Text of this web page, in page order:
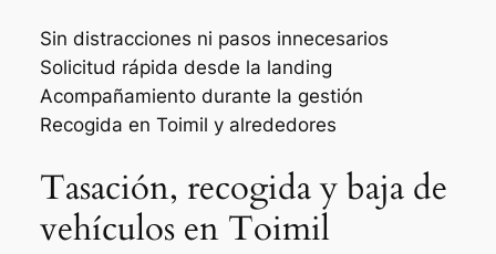
Sin distracciones ni pasos innecesarios
Solicitud rápida desde la landing
Acompañamiento durante la gestión
Recogida en Toimil y alrededores
Tasación, recogida y baja de
vehículos en Toimil